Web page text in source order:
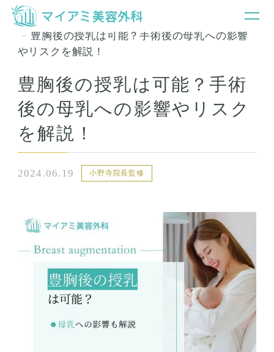
銀座マイアミ美容外科TOP
お知らせ＆コラム
豊胸後の授乳は可能？手術後の母乳への影響
やリスクを解説！
豊胸後の授乳は可能？手術
後の母乳への影響やリスク
を解説！
2024.06.19 小野寺院長監修